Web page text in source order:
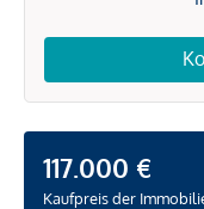
117.000 €
Kaufpreis der